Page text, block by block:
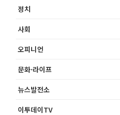
정치
사회
오피니언
문화·라이프
뉴스발전소
이투데이TV